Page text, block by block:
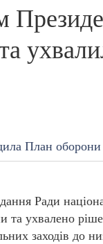
Ради
та ухвалено
заходів до